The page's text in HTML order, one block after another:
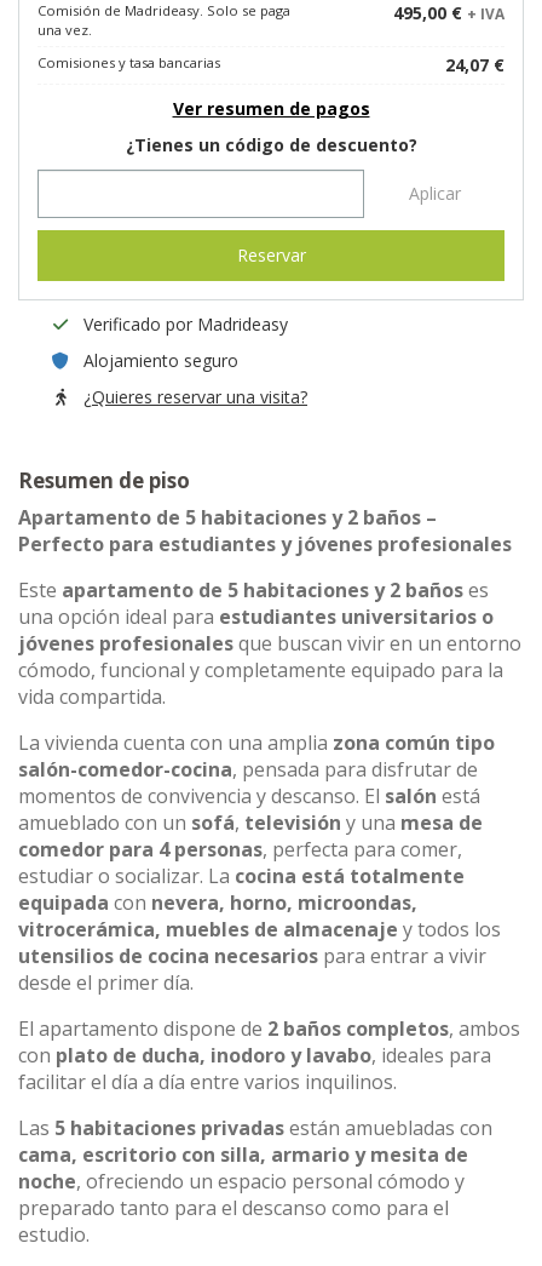
Comisión de Madrideasy. Solo se paga
una vez.
495,00 € + IVA
Comisiones y tasa bancarias
24,07 €
Ver resumen de pagos
¿Tienes un código de descuento?
Aplicar
Reservar
Verificado por Madrideasy
Alojamiento seguro
¿Quieres reservar una visita?
Resumen de piso
Apartamento de 5 habitaciones y 2 baños –
Perfecto para estudiantes y jóvenes profesionales
Este apartamento de 5 habitaciones y 2 bañoses
una opción ideal para estudiantes universitarios o
jóvenes profesionalesque buscan vivir en un entorno
cómodo, funcional y completamente equipado para la
vida compartida.
La vivienda cuenta con una amplia zona común tipo
salón-comedor-cocina, pensada para disfrutar de
momentos de convivencia y descanso. El salón está
amueblado con un sofá, televisión y una mesa de
comedor para 4 personas, perfecta para comer,
estudiar o socializar. La cocina está totalmente
equipada con nevera, horno, microondas,
vitrocerámica, muebles de almacenaje y todos los
utensilios de cocina necesarios para entrar a vivir
desde el primer día.
El apartamento dispone de 2 baños completos, ambos
con plato de ducha, inodoro y lavabo, ideales para
facilitar el día a día entre varios inquilinos.
Las 5 habitaciones privadasestán amuebladas con
cama, escritorio con silla, armario y mesita de
noche, ofreciendo un espacio personal cómodo y
preparado tanto para el descanso como para el
estudio.